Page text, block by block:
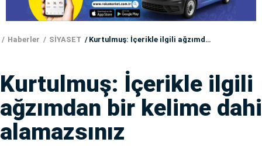
Haberler SİYASET Kurtulmuş: İçerikle ilgili ağzımdan bir kelime dahi alamazsınız
Kurtulmuş: İçerikle ilgili
ağzımdan bir kelime dahi
alamazsınız